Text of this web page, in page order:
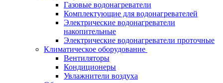
Газовые водонагреватели
Комплектующие для водонагревателей
Электрические водонагреватели
накопительные
Электрические водонагреватели проточные
Климатическое оборудование
Вентиляторы
Кондиционеры
Увлажнители воздуха